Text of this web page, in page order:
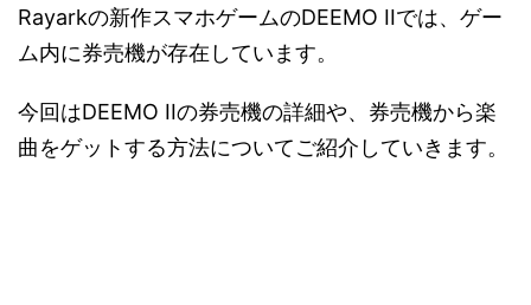
Rayarkの新作スマホゲームのDEEMO IIでは、ゲー
ム内に券売機が存在しています。
今回はDEEMO IIの券売機の詳細や、券売機から楽
曲をゲットする方法についてご紹介していきます。